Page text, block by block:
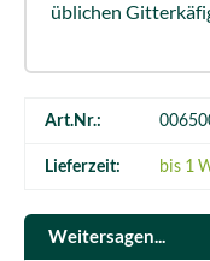
üblichen
Art.Nr.:
Lieferzeit: bis 1
Weitersagen...